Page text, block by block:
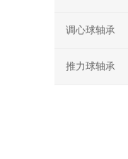
调心球轴承
推力球轴承